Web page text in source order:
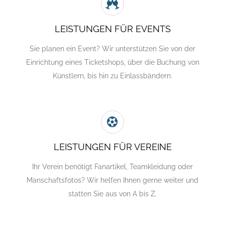
LEISTUNGEN FÜR EVENTS
Sie planen ein Event? Wir unterstützen Sie von der
Einrichtung eines Ticketshops, über die Buchung von
Künstlern, bis hin zu Einlassbändern.
LEISTUNGEN FÜR VEREINE
Ihr Verein benötigt Fanartikel, Teamkleidung oder
Manschaftsfotos? Wir helfen Ihnen gerne weiter und
statten Sie aus von A bis Z.